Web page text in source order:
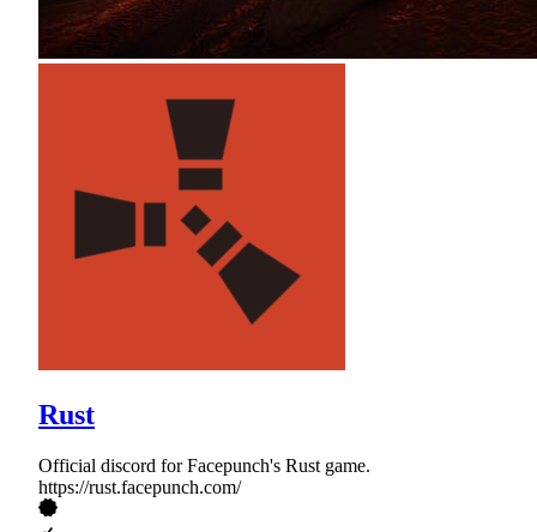
Rust
Official discord for Facepunch's Rust game.
https://rust.facepunch.com/